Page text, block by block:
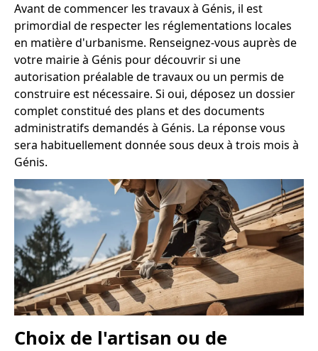
Avant de commencer les travaux à Génis, il est
primordial de respecter les réglementations locales
en matière d'urbanisme. Renseignez-vous auprès de
votre mairie à Génis pour découvrir si une
autorisation préalable de travaux ou un permis de
construire est nécessaire. Si oui, déposez un dossier
complet constitué des plans et des documents
administratifs demandés à Génis. La réponse vous
sera habituellement donnée sous deux à trois mois à
Génis.
Choix de l'artisan ou de